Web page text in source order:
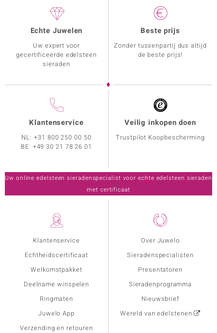
Klantenservice
Echtheidscertificaat
Welkomstpakket
Deelname winspelen
Ringmaten
Juwelo App
Verzending en retouren
Over Juwelo
Sieradenspecialisten
Presentatoren
Sieradenprogramma
Nieuwsbrief
Wereld van edelstenen
Echte Juwelen
Uw expert voor
gecertificeerde edelsteen
sieraden
Beste prijs
Zonder tussenpartij dus altijd
de beste prijs!
Klantenservice
NL:+31 800 250 00 50
BE: +49 30 21 78 26 01
Veilig inkopen doen
Trustpilot Koopbescherming
Uw online edelsteen sieradenspecialist voor echte edelsteen sieraden
met certificaat